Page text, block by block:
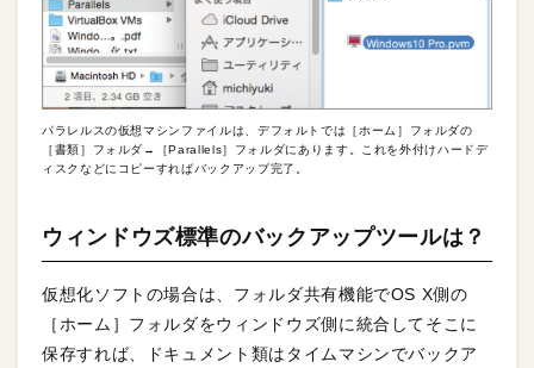
パラレルスの仮想マシンファイルは、デフォルトでは［ホーム］フォルダの
［書類］フォルダ→［Parallels］フォルダにあります。これを外付けハードデ
ィスクなどにコピーすればバックアップ完了。
ウィンドウズ標準のバックアップツールは？
仮想化ソフトの場合は、フォルダ共有機能でOS X側の
［ホーム］フォルダをウィンドウズ側に統合してそこに
保存すれば、ドキュメント類はタイムマシンでバックア